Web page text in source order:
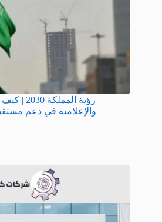
رؤية
والإعلامية في دعم